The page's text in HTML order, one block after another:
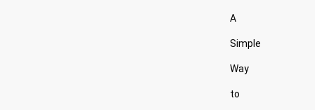
A
Simple
Way
to